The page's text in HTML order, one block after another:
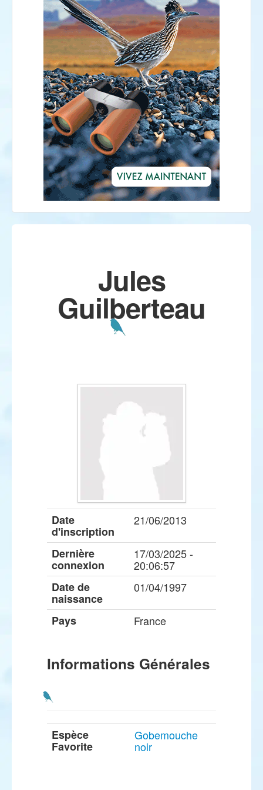
Jules
Guilberteau
Date
d'inscription
21/06/2013
Dernière
connexion
17/03/2025 -
20:06:57
Date de
naissance
01/04/1997
Pays France
Informations Générales
Espèce
Favorite
Gobemouche
noir